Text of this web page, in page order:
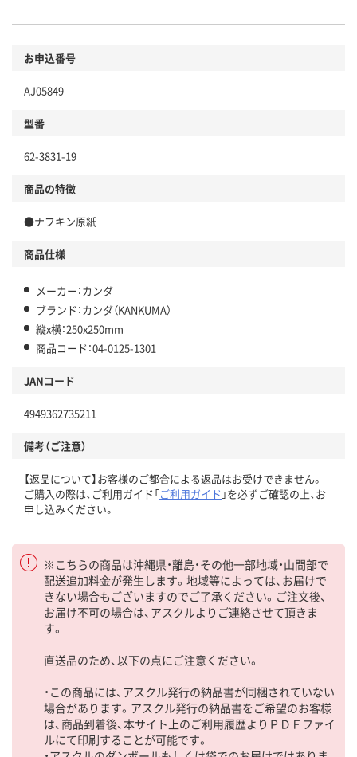
お申込番号
AJ05849
型番
62-3831-19
商品の特徴
●ナフキン原紙
商品仕様
メーカー：カンダ
ブランド：カンダ（KANKUMA）
縦x横：250x250mm
商品コード：04-0125-1301
JANコード
4949362735211
備考（ご注意）
【返品について】お客様のご都合による返品はお受けできません。
ご購入の際は、ご利用ガイド「ご利用ガイド 」を必ずご確認の上、お
申し込みください。
※こちらの商品は沖縄県・離島・その他一部地域・山間部で
配送追加料金が発生します。地域等によっては、お届けで
きない場合もございますのでご了承ください。ご注文後、
お届け不可の場合は、アスクルよりご連絡させて頂きま
す。
直送品のため、以下の点にご注意ください。
・この商品には、アスクル発行の納品書が同梱されていない
場合があります。アスクル発行の納品書をご希望のお客様
は、商品到着後、本サイト上のご利用履歴よりＰＤＦファイ
ルにて印刷することが可能です。